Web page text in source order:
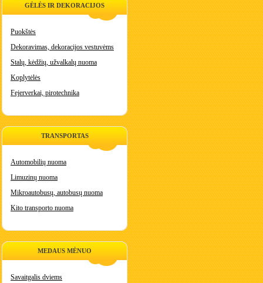
GĖLĖS IR DEKORACIJOS
Puokštės
Dekoravimas, dekoracijos vestuvėms
Stalų, kėdžių, užvalkalų nuoma
Koplytėlės
Fejerverkai, pirotechnika
TRANSPORTAS
Automobilių nuoma
Limuzinų nuoma
Mikroautobusų, autobusų nuoma
Kito transporto nuoma
MEDAUS MĖNUO
Savaitgalis dviems